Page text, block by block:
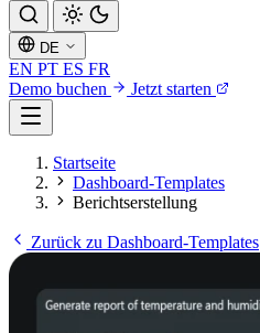
DE
EN PT ES FR
Demo buchen
Jetzt starten
Startseite
Dashboard-Templates
Berichtserstellung
Zurück zu Dashboard-Templates